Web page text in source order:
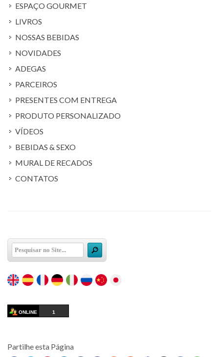
ESPAÇO GOURMET
LIVROS
NOSSAS BEBIDAS
NOVIDADES
ADEGAS
PARCEIROS
PRESENTES COM ENTREGA
PRODUTO PERSONALIZADO
VÍDEOS
BEBIDAS & SEXO
MURAL DE RECADOS
CONTATOS
ONLINE 1
Partilhe esta Página